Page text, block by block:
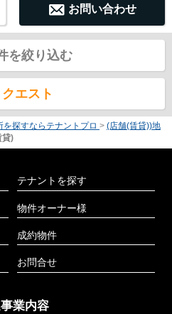
お問い合わせ
を絞り込む
エスト
を探すならテナントプロ > (店舗(賃貸))地
貸)
テナントを探す
物件オーナー様
成約物件
お問合せ
業内容